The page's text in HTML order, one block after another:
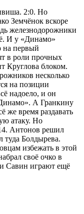
2:0. Но
Земчёнок вскоре
железнодорожники
И у «Динамо»
на первый
в роли прочных
Круглова блоком.
несколько
на позиции
надоело, и он
А Гранкину
же время раздавать
атаку. Но
Антонов решил
туда Болдырева.
избежать в этой
своё очко в
Савин играют ещё